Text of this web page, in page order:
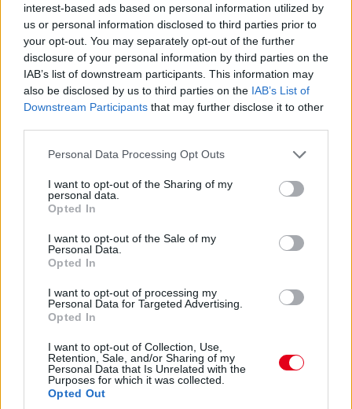
interest-based ads based on personal information utilized by
us or personal information disclosed to third parties prior to
your opt-out. You may separately opt-out of the further
disclosure of your personal information by third parties on the
IAB’s list of downstream participants. This information may
also be disclosed by us to third parties on the IAB’s List of
Downstream Participants that may further disclose it to other
Please note that this website/app uses one or more Google
not limited to your visit or usage behaviour. You may click to
grant or deny consent to Google and its third-party tags to
use your data for below specified purposes in below Google
consent section.
Personal Data Processing Opt Outs
I want to opt-out of the Sharing of my
personal data.
Opted In
I want to opt-out of the Sale of my
Personal Data.
Opted In
I want to opt-out of processing my
Personal Data for Targeted Advertising.
Opted In
I want to opt-out of Collection, Use,
Retention, Sale, and/or Sharing of my
Personal Data that Is Unrelated with the
Purposes for which it was collected.
Opted Out
Max Verstappen RB19-esében vasárnap, a nagydíjat
megelőzően újra sebességváltót cserélt a Red Bull csapata –
ezzel reagálva az időmérő Q2-es szakaszában történt
féltengelytörésre. Második alkalommal szereltek váltót az 1-es
autóba a versenyhétvége során: szombat reggel került sor az
első váltócserére, miután a pénteki szabadedzéseken